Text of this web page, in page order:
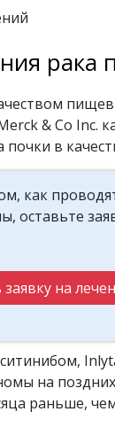
рака
& Co Inc.
в
как
оставьте
на
на поздних
раньше,